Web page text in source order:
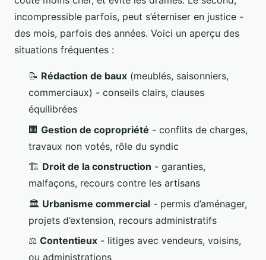
incompressible parfois, peut s’éterniser en justice -
des mois, parfois des années. Voici un aperçu des
situations fréquentes :
📝 Rédaction de baux (meublés, saisonniers,
commerciaux) - conseils clairs, clauses
équilibrées
🏢 Gestion de copropriété - conflits de charges,
travaux non votés, rôle du syndic
🏗️ Droit de la construction - garanties,
malfaçons, recours contre les artisans
🏛️ Urbanisme commercial - permis d’aménager,
projets d’extension, recours administratifs
⚖️ Contentieux - litiges avec vendeurs, voisins,
ou administrations